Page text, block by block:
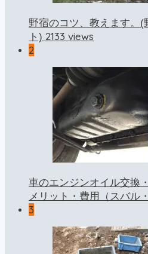
野宿のコツ、教えます。
ト) 2133 views
2
車のエンジンオイル交換
メリット・費用（スバル
3